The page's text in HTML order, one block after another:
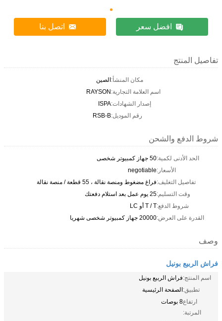
افضل سعر اتصل بنا
تفاصيل المنتج
مكان المنشأ:الصين
اسم العلامة التجارية:RAYSON
إصدار الشهادات:ISPA
رقم الموديل:RSB-B
شروط الدفع والشحن
الحد الأدنى لكمية:50 جهاز كمبيوتر شخصى
الأسعار:negotiable
تفاصيل التغليف:فراغ مضغوط ومنصة نقالة ، 55 قطعة / منصة نقالة
وقت التسليم:25 يوم عمل بعد استلام دفعتك
شروط الدفع:T / T أو LC
القدرة على العرض:20000 جهاز كمبيوتر شخصى شهريا
وصف
فراش الربيع بونيل
اسم المنتج:فراش الربيع بونيل
تطبيق:الصفحة الرئيسية
ارتفاع
المرتبة:
8 بوصات